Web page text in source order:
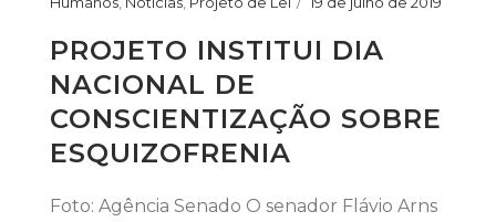
PROJETO INSTITUI DIA
NACIONAL DE
CONSCIENTIZAÇÃO SOBRE
ESQUIZOFRENIA
Foto: Agência Senado O senador Flávio Arns